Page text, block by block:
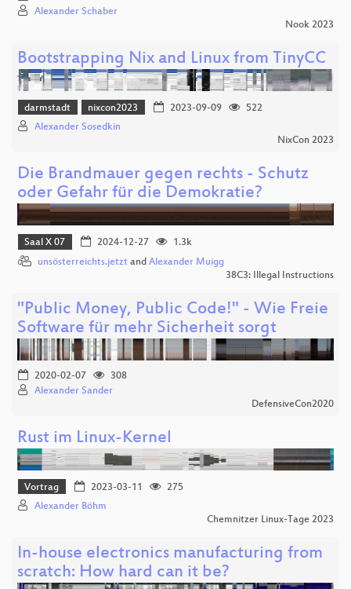
Alexander Schaber
Nook 2023
Bootstrapping Nix and Linux from TinyCC
darmstadt nixcon2023 2023-09-09
522
Alexander Sosedkin
NixCon 2023
Die Brandmauer gegen rechts - Schutz
oder Gefahr für die Demokratie?
Saal X 07 2024-12-27
1.3k
unsösterreichts.jetzt and Alexander Muigg
38C3: Illegal Instructions
"Public Money, Public Code!" - Wie Freie
Software für mehr Sicherheit sorgt
2020-02-07
308
Alexander Sander
DefensiveCon2020
Rust im Linux-Kernel
Vortrag 2023-03-11
275
Alexander Böhm
Chemnitzer Linux-Tage 2023
In-house electronics manufacturing from
scratch: How hard can it be?